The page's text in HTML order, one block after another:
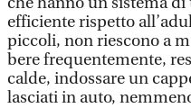
efficiente rispetto
piccoli, non riescono a
bere frequentemente,
calde, indossare un
lasciati in auto,